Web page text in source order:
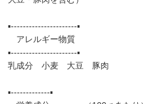
▪️----------------------▪️
アレルギー物質
▪️----------------------▪️
乳成分 小麦 大豆 豚肉
▪️-------------▪️